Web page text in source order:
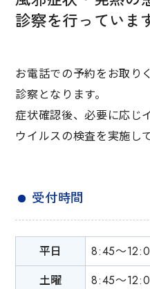
診察を行っていま
お電話での予約をお取り
診察となります。
症状確認後、必要に応じ
ウイルスの検査を実施し
受付時間
平日
8:45～
土曜
8:45～